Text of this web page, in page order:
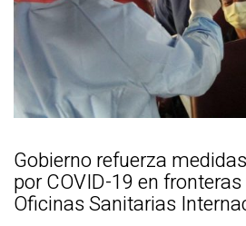
Gobierno refuerza
por COVID-19 en
Oficinas Sanitarias